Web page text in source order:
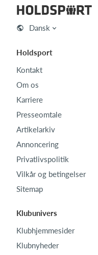
Dansk
Holdsport
Kontakt
Om os
Karriere
Presseomtale
Artikelarkiv
Annoncering
Privatlivspolitik
Vilkår og betingelser
Sitemap
Klubunivers
Klubhjemmesider
Klubnyheder